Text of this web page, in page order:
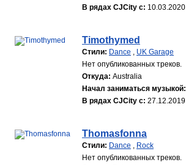
В рядах CJCity с: 10.03.2020
Timothymed
Стили: Dance , UK Garage
Нет опубликованных треков.
Откуда: Australia
Начал заниматься музыкой:
В рядах CJCity с: 27.12.2019
Thomasfonna
Стили: Dance , Rock
Нет опубликованных треков.